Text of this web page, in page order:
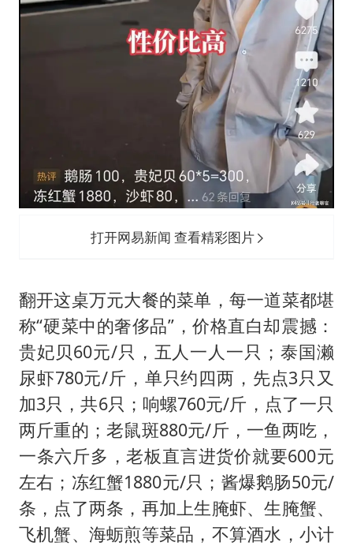
打开网易新闻 查看精彩图片
翻开这桌万元大餐的菜单，每一道菜都堪
称“硬菜中的奢侈品”，价格直白却震撼：
贵妃贝60元/只，五人一人一只；泰国濑
尿虾780元/斤，单只约四两，先点3只又
加3只，共6只；响螺760元/斤，点了一只
两斤重的；老鼠斑880元/斤，一鱼两吃，
一条六斤多，老板直言进货价就要600元
左右；冻红蟹1880元/只；酱爆鹅肠50元/
条，点了两条，再加上生腌虾、生腌蟹、
飞机蟹、海蛎煎等菜品，不算酒水，小计